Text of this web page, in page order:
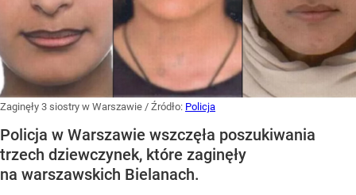
Zaginęły 3 siostry w Warszawie / Źródło: Policja
Policja w Warszawie wszczęła poszukiwania
trzech dziewczynek, które zaginęły
na warszawskich Bielanach.